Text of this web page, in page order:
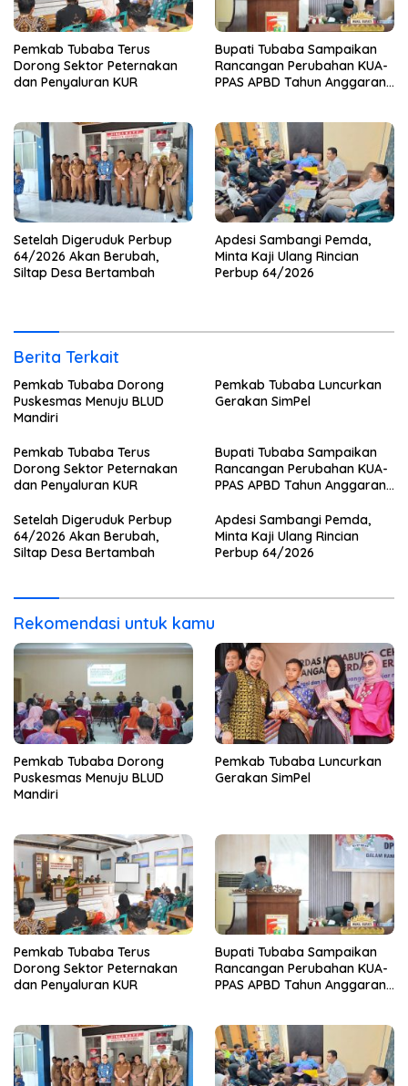
Pemkab Tubaba Terus
Dorong Sektor Peternakan
dan Penyaluran KUR
Bupati Tubaba Sampaikan
Rancangan Perubahan KUA-
PPAS APBD Tahun Anggaran
Setelah Digeruduk Perbup
64/2026 Akan Berubah,
Siltap Desa Bertambah
Apdesi Sambangi Pemda,
Minta Kaji Ulang Rincian
Perbup 64/2026
Berita Terkait
Pemkab Tubaba Dorong
Puskesmas Menuju BLUD
Mandiri
Pemkab Tubaba Luncurkan
Gerakan SimPel
Pemkab Tubaba Terus
Dorong Sektor Peternakan
dan Penyaluran KUR
Bupati Tubaba Sampaikan
Rancangan Perubahan KUA-
PPAS APBD Tahun Anggaran
Setelah Digeruduk Perbup
64/2026 Akan Berubah,
Siltap Desa Bertambah
Apdesi Sambangi Pemda,
Minta Kaji Ulang Rincian
Perbup 64/2026
Rekomendasi untuk kamu
Pemkab Tubaba Dorong
Puskesmas Menuju BLUD
Mandiri
Pemkab Tubaba Luncurkan
Gerakan SimPel
Pemkab Tubaba Terus
Dorong Sektor Peternakan
dan Penyaluran KUR
Bupati Tubaba Sampaikan
Rancangan Perubahan KUA-
PPAS APBD Tahun Anggaran